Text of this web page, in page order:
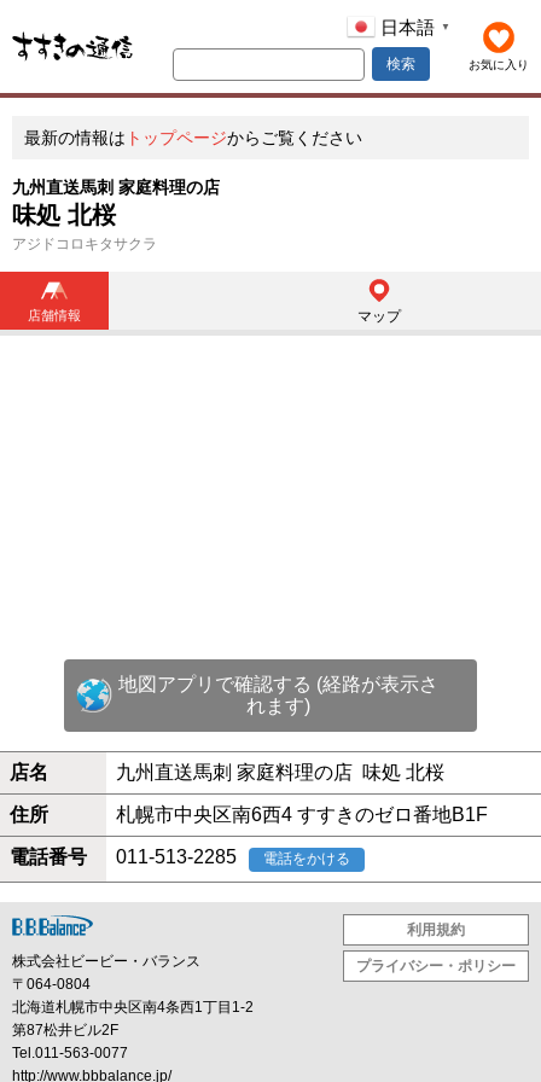
お気に入り
日本語 ▼
検索
最新の情報は トップページからご覧ください
九州直送馬刺 家庭料理の店
味処 北桜
アジドコロキタサクラ
店舗情報 マップ
地図アプリで確認する (経路が表示さ
れます)
店名 九州直送馬刺 家庭料理の店 味処 北桜
住所 札幌市中央区南6西4 すすきのゼロ番地B1F
電話番号 011-513-2285 電話をかける
株式会社ビービー・バランス
〒064-0804
北海道札幌市中央区南4条西1丁目1-2
第87松井ビル2F
Tel.011-563-0077
http://www.bbbalance.jp/
利用規約
プライバシー・ポリシー